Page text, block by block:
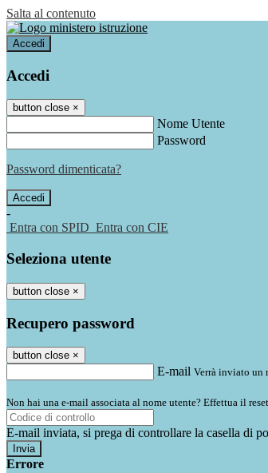
Salta al contenuto
Accedi
Accedi
button close ×
Nome Utente
Password
Password dimenticata?
-
Entra con SPID Entra con CIE
Seleziona utente
button close ×
Recupero password
button close ×
E-mail Verrà inviato un
Non hai una e-mail associata al nome utente? Effettua il
E-mail inviata, si prega di controllare la casella di
Errore